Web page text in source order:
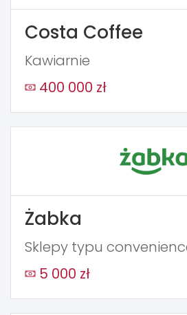
Costa Coffee
Kawiarnie
400 000 zł
Żabka
Sklepy typu
5 000 zł